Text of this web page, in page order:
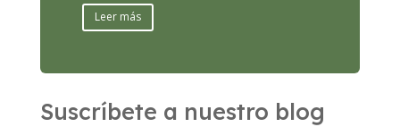
Leer más
Suscríbete a nuestro blog